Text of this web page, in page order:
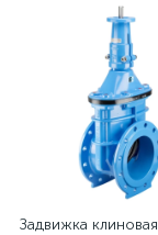
Задвижка клиновая